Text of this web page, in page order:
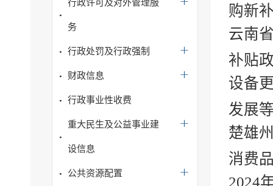
行政许可及对外管理服
务
行政处罚及行政强制
财政信息
行政事业性收费
重大民生及公益事业建
设信息
公共资源配置
购新
云南
补贴
设备
发展
楚雄
消费
2024